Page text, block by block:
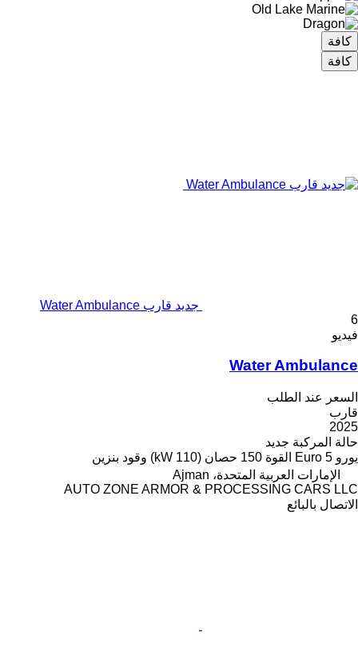
كافة
كافة
جديد قارب Water Ambulance
6
فيديو
Water Ambulance
السعر عند الطلب
قارب
2025
حالة المركبة جديد
يورو Euro 5 القوة 150 حصان (110 kW) وقود بنزين
الإمارات العربية المتحدة، Ajman
AUTO ZONE ARMOR & PROCESSING CARS LLC
الاتصال بالبائع